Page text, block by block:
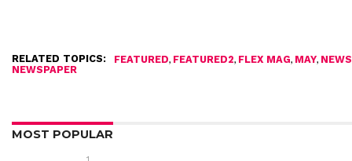
RELATED TOPICS: FEATURED, FEATURED2, FLEX MAG, MAY, NEWS
NEWSPAPER
MOST POPULAR